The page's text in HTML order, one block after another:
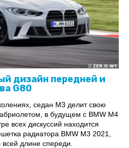
дизайн передней и
G80
седан M3 делит свою
в будущем с BMW M4
всех дискуссий находится
радиатора BMW M3 2021,
длине спереди.